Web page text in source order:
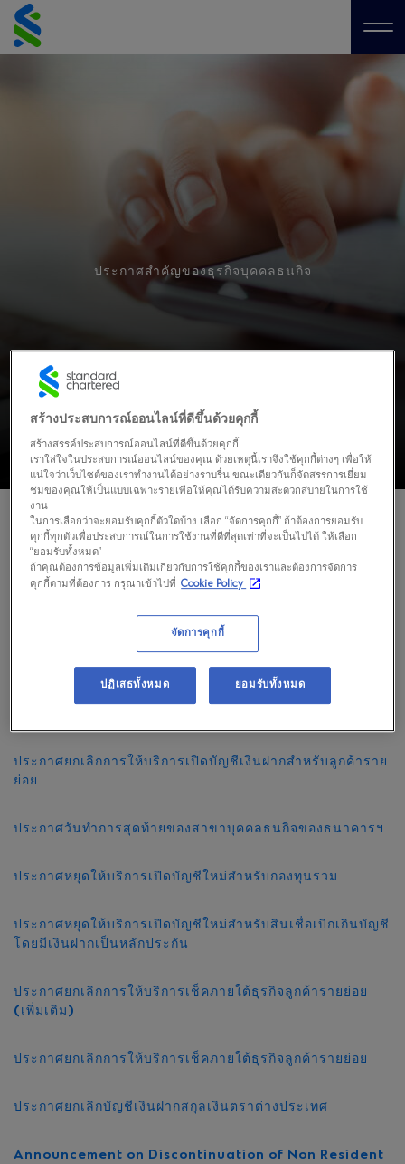
Skip
to
content
ประกาศสำคัญของธุรกิจบุคคลธนกิจ
ประกาศสำคัญของธุรกิจบุคคลธนกิจ
ประกาศเรื่องการแลกคะแนนสะสม 360° รีวอร์ด
ประกาศเปลี่ยนแปลงการรับใบแจ้งยอดบัญชีอิเล็กทรอนิกส์ (ทุก
ประกาศยกเลิกการให้บริการเปิดบัญชีเงินฝากสำหรับลูกค้าราย
ย่อย
ประกาศวันทำการสุดท้ายของสาขาบุคคลธนกิจของธนาคารฯ
ประกาศหยุดให้บริการเปิดบัญชีใหม่สำหรับกองทุนรวม
ประกาศหยุดให้บริการเปิดบัญชีใหม่สำหรับสินเชื่อเบิกเกินบัญชี
โดยมีเงินฝากเป็นหลักประกัน
ประกาศยกเลิกการให้บริการเช็คภายใต้ธุรกิจลูกค้ารายย่อย
(เพิ่มเติม)
ประกาศยกเลิกการให้บริการเช็คภายใต้ธุรกิจลูกค้ารายย่อย
ประกาศยกเลิกบัญชีเงินฝากสกุลเงินตราต่างประเทศ
Announcement on Discontinuation of Non Resident
สร้างประสบการณ์ออนไลน์ที่ดีขึ้นด้วยคุกกี้
สร้างสรรค์ประสบการณ์ออนไลน์ที่ดีขึ้นด้วยคุกกี้
เราใส่ใจในประสบการณ์ออนไลน์ของคุณ ด้วยเหตุนี้เราจึงใช้คุกกี้ต่างๆ เพื่อให้
แน่ใจว่าเว็บไซต์ของเราทำงานได้อย่างราบรื่น ขณะเดียวกันก็จัดสรรการเยี่ยม
ชมของคุณให้เป็นแบบเฉพาะรายเพื่อให้คุณได้รับความสะดวกสบายในการใช้
งาน
ในการเลือกว่าจะยอมรับคุกกี้ตัวใดบ้าง เลือก “จัดการคุกกี้” ถ้าต้องการยอมรับ
คุกกี้ทุกตัวเพื่อประสบการณ์ในการใช้งานที่ดีที่สุดเท่าที่จะเป็นไปได้ ให้เลือก
“ยอมรับทั้งหมด”
ถ้าคุณต้องการข้อมูลเพิ่มเติมเกี่ยวกับการใช้คุกกี้ของเราและต้องการจัดการ
คุกกี้ตามที่ต้องการ กรุณาเข้าไปที่ Cookie Policy
จัดการคุกกี้
ปฏิเสธทั้งหมด ยอมรับทั้งหมด